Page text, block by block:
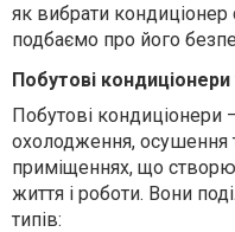
як вибрати
подбаємо про його
Побутові
Побутові кондиціонери
охолодження, осушення
приміщеннях, що
життя і роботи. Вони
типів: